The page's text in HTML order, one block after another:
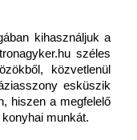
kihasználjuk a
széles
közvetlenül
esküszik
hiszen a megfelelő
munkát.